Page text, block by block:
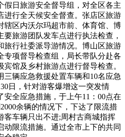
假日旅游安全督导组，对全区各主
进行全天候安全督查。张店区旅游
辖区内沃尔玛超市前、体育馆、博
旅游团队发车点进行执法检查，
旅行社委派导游情况。博山区旅游
专项督导检查组，局长带队分赴各
馆及乡村旅游点进行督导检查。
三辆应急救援处置车辆和10名应急
日，针对游客爆增这一突发情
全应急措施，于上午11：00点在
余辆的情况下，下达了限流措
客车辆只出不进;周村古商城指挥
动限流措施。通过全市上下的共同